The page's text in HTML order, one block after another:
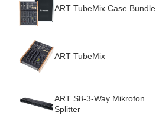
ART TubeMix Case Bundle
ART TubeMix
ART S8-3-Way Mikrofon
Splitter